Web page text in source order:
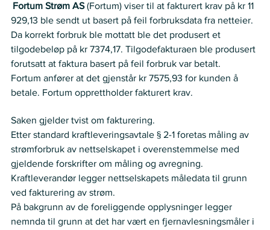
Fortum Strøm AS (Fortum) viser til at fakturert krav på kr 11
929,13 ble sendt ut basert på feil forbruksdata fra netteier.
Da korrekt forbruk ble mottatt ble det produsert et
tilgodebeløp på kr 7374,17. Tilgodefakturaen ble produsert
forutsatt at faktura basert på feil forbruk var betalt.
Fortum anfører at det gjenstår kr 7575,93 for kunden å
betale. Fortum opprettholder fakturert krav.
Saken gjelder tvist om fakturering.
Etter standard kraftleveringsavtale § 2-1 foretas måling av
strømforbruk av nettselskapet i overenstemmelse med
gjeldende forskrifter om måling og avregning.
Kraftleverandør legger nettselskapets måledata til grunn
ved fakturering av strøm.
På bakgrunn av de foreliggende opplysninger legger
nemnda til grunn at det har vært en fjernavlesningsmåler i